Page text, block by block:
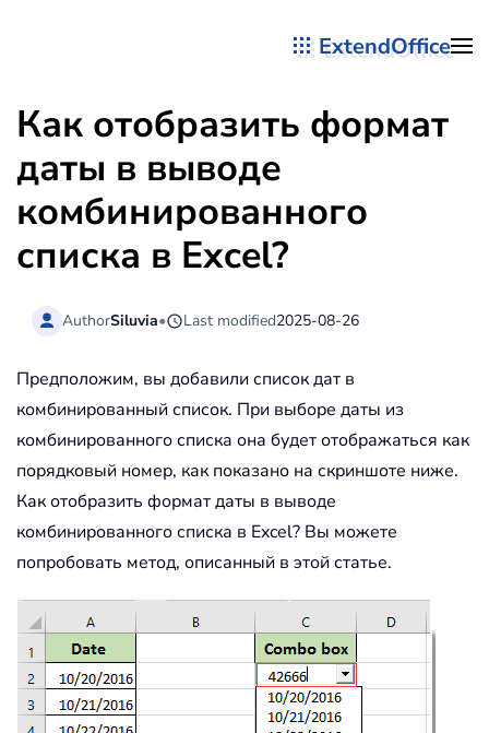
ExtendOffice
Как отобразить формат
даты в выводе
комбинированного
списка в Excel?
AuthorSiluvia• Last modified2025-08-26
Предположим, вы добавили список дат в
комбинированный список. При выборе даты из
комбинированного списка она будет отображаться как
порядковый номер, как показано на скриншоте ниже.
Как отобразить формат даты в выводе
комбинированного списка в Excel? Вы можете
попробовать метод, описанный в этой статье.